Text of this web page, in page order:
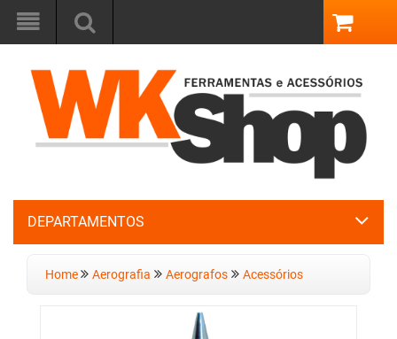
DEPARTAMENTOS
Home Aerografia Aerografos Acessórios